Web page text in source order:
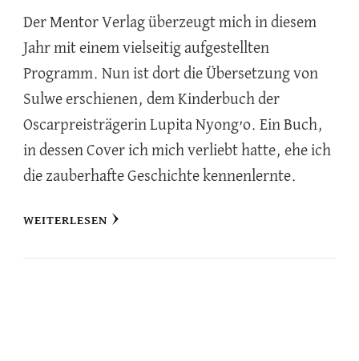
Der Mentor Verlag überzeugt mich in diesem
Jahr mit einem vielseitig aufgestellten
Programm. Nun ist dort die Übersetzung von
Sulwe erschienen, dem Kinderbuch der
Oscarpreisträgerin Lupita Nyong’o. Ein Buch,
in dessen Cover ich mich verliebt hatte, ehe ich
die zauberhafte Geschichte kennenlernte.
WEITERLESEN